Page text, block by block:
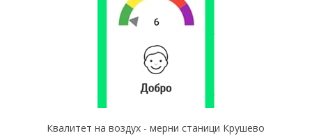
Квалитет на воздух - мерни станици Крушево